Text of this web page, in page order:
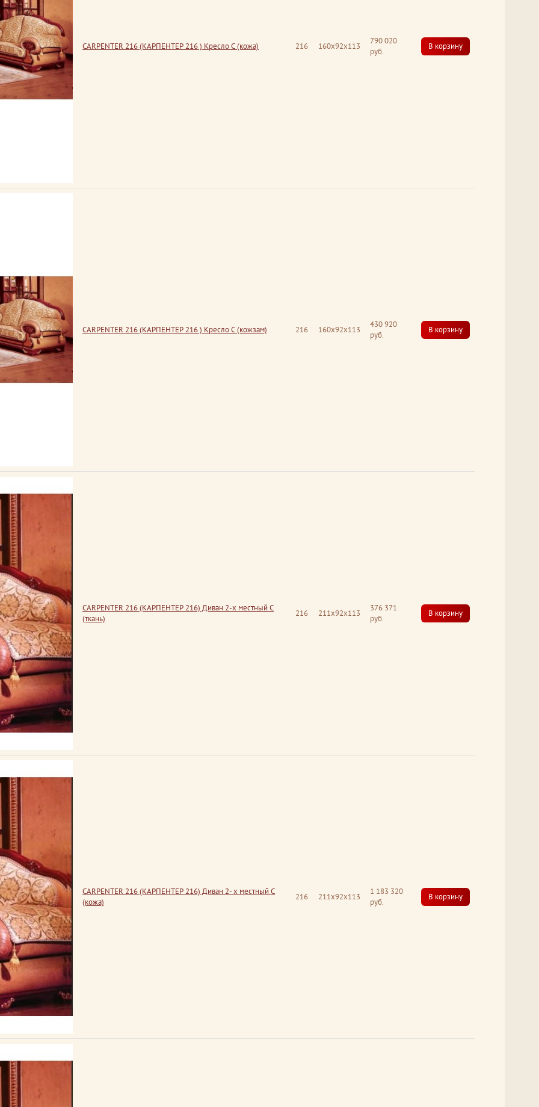
CARPENTER 216 (КАРПЕНТЕР 216 ) Кресло С (кожа) 216 160x92x113
790 020
руб.
В корзину
CARPENTER 216 (КАРПЕНТЕР 216 ) Кресло С (кожзам) 216 160x92x113
430 920
руб.
В корзину
CARPENTER 216 (КАРПЕНТЕР 216) Диван 2-х местный С
(ткань)
216 211x92x113
376 371
руб.
В корзину
CARPENTER 216 (КАРПЕНТЕР 216) Диван 2- х местный С
(кожа)
216 211x92x113
1 183 320
руб.
В корзину